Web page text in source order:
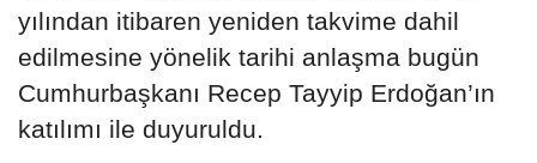
yılından itibaren yeniden takvime dahil
edilmesine yönelik tarihi anlaşma bugün
Cumhurbaşkanı Recep Tayyip Erdoğan’ın
katılımı ile duyuruldu.